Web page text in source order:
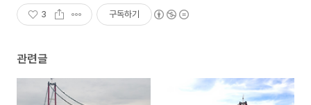
3 구독하기
관련글